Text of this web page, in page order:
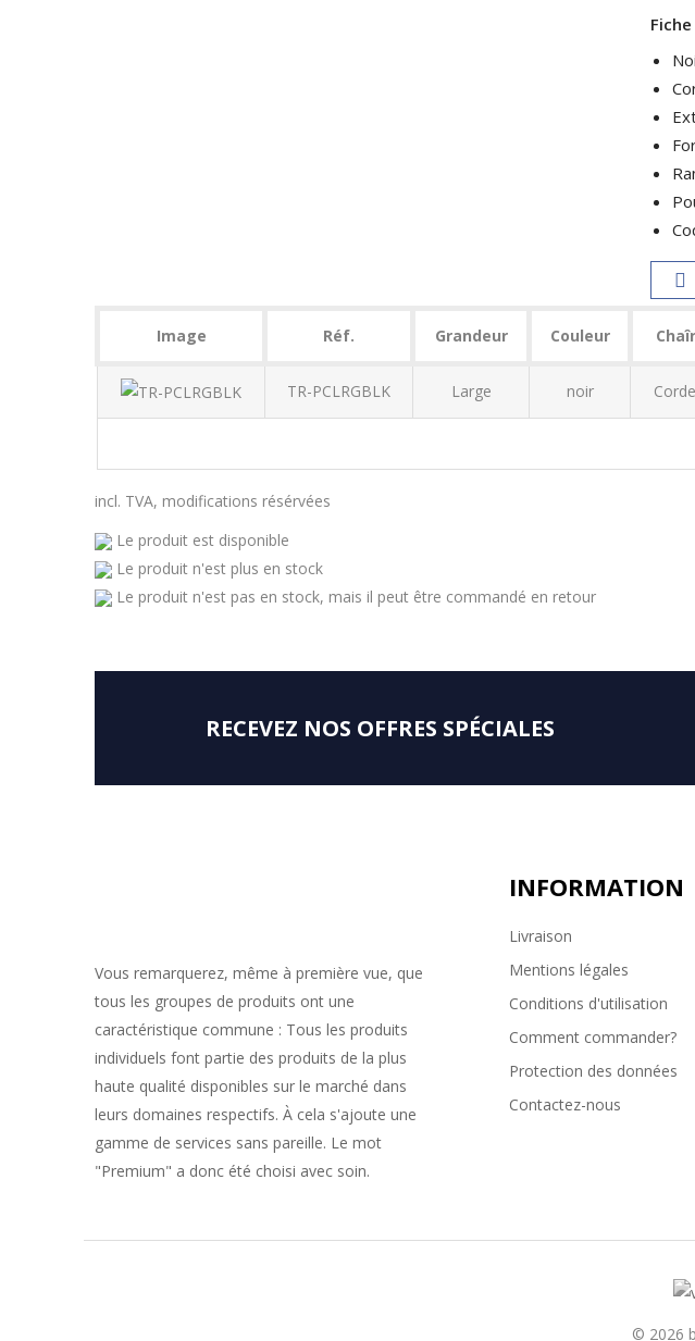
Image Réf. Grandeur Couleur
TR-PCLRGBLK Large noir
incl. TVA, modifications résérvées
Le produit est disponible
Le produit n'est plus en stock
Le produit n'est pas en stock, mais il peut être commandé en retour
RECEVEZ NOS OFFRES SPÉCIALES
Vous remarquerez, même à première vue, que
tous les groupes de produits ont une
caractéristique commune : Tous les produits
individuels font partie des produits de la plus
haute qualité disponibles sur le marché dans
leurs domaines respectifs. À cela s'ajoute une
gamme de services sans pareille. Le mot
"Premium" a donc été choisi avec soin.
INFORMATION
Livraison
Mentions légales
Conditions d'utilisation
Comment commander?
Protection des données
Contactez-nous
© 2026